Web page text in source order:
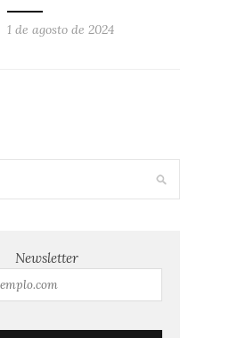
1 de agosto de 2024
Newsletter